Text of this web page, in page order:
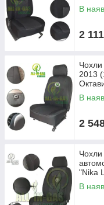
В
2 111
Чохли
2013
В
2
"Nika
В